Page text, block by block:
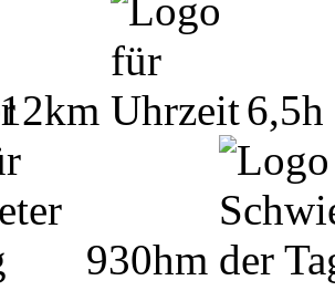
12km 6,5h
930hm